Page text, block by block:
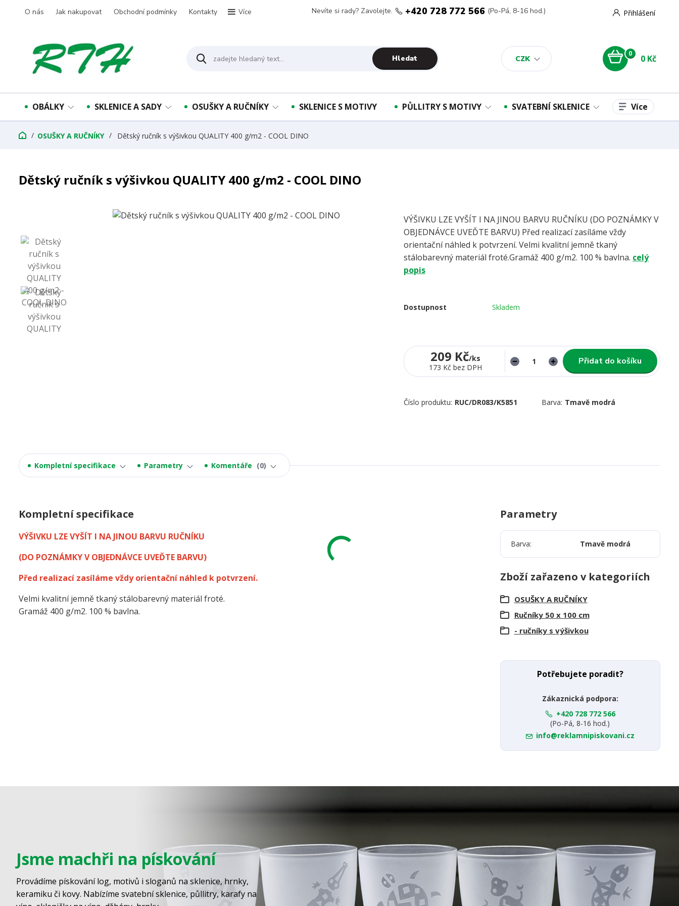
O nás Jak nakupovat Obchodní podmínky Kontakty Více
CZK
Přihlášení
Hledat
Nevíte si rady? Zavolejte. +420 728 772 566 (Po-Pá, 8-16 hod.)
0 0 Kč
OBÁLKY SKLENICE A SADY OSUŠKY A RUČNÍKY SKLENICE S MOTIVY PŮLLITRY S MOTIVY SVATEBNÍ SKLENICE Více
OSUŠKY A RUČNÍKY Dětský ručník s výšivkou QUALITY 400 g/m2 - COOL DINO
Dětský ručník s výšivkou QUALITY 400 g/m2 - COOL DINO
VÝŠIVKU LZE VYŠÍT I NA JINOU BARVU RUČNÍKU (DO POZNÁMKY V
OBJEDNÁVCE UVEĎTE BARVU) Před realizací zasíláme vždy
orientační náhled k potvrzení. Velmi kvalitní jemně tkaný
stálobarevný materiál froté.Gramáž 400 g/m2. 100 % bavlna. celý
popis
Dostupnost Skladem
209 Kč/ks
173 Kč bez DPH
Přidat do košíku
Číslo produktu: RUC/DR083/K5851 Barva: Tmavě modrá
Kompletní specifikace Parametry Komentáře 0
Kompletní specifikace
VÝŠIVKU LZE VYŠÍT I NA JINOU BARVU RUČNÍKU
(DO POZNÁMKY V OBJEDNÁVCE UVEĎTE BARVU)
Před realizací zasíláme vždy orientační náhled k potvrzení.
Velmi kvalitní jemně tkaný stálobarevný materiál froté.
Gramáž 400 g/m2. 100 % bavlna.
Parametry
Barva Tmavě modrá
Zboží zařazeno v kategoriích
OSUŠKY A RUČNÍKY
Ručníky 50 x 100 cm
- ručníky s výšivkou
Potřebujete poradit?
Zákaznická podpora:
+420 728 772 566
(Po-Pá, 8-16 hod.)
info@reklamnipiskovani.cz
Jsme machři na pískování
Provádíme pískování log, motivů i sloganů na sklenice, hrnky,
keramiku či kovy. Nabízíme svatební sklenice, půllitry, karafy na